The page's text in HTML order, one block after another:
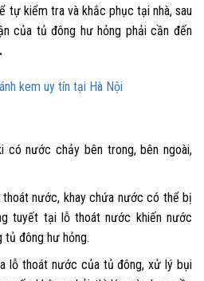
tự kiểm tra và khắc phục tại nhà, sau
của tủ đông hư hỏng phải cần đến
.
kem uy tín tại Hà Nội
có nước chảy bên trong, bên ngoài,
thoát nước, khay chứa nước có thể bị
tuyết tại lỗ thoát nước khiến nước
tủ đông hư hỏng.
lỗ thoát nước của tủ đông, xử lý bụi